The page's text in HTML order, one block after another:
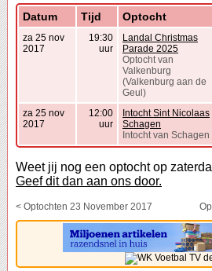
Datum Tijd Optocht
za 25 nov
2017
19:30
uur
Landal Christmas
Parade 2025
Optocht van
Valkenburg
(Valkenburg aan de
Geul)
za 25 nov
2017
12:00
uur
Intocht Sint Nicolaas
Schagen
Intocht van Schagen
Weet jij nog een optocht op
Geef dit dan aan ons door.
< Optochten 23 November 2017